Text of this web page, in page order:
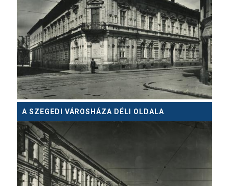
A SZEGEDI VÁROSHÁZA DÉLI OLDALA